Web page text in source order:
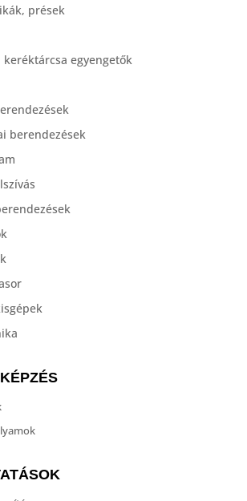
prések
keréktárcsa egyengetők
berendezések